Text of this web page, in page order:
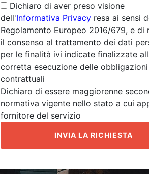
Dichiaro di aver preso visione
dell'Informativa Privacy resa ai sensi
Regolamento Europeo 2016/679, e di
il consenso al trattamento dei dati
per le finalità ivi indicate finalizzate
corretta esecuzione delle obbligazioni
contrattuali
Dichiaro di essere maggiorenne
normativa vigente nello stato a cui
fornitore del servizio